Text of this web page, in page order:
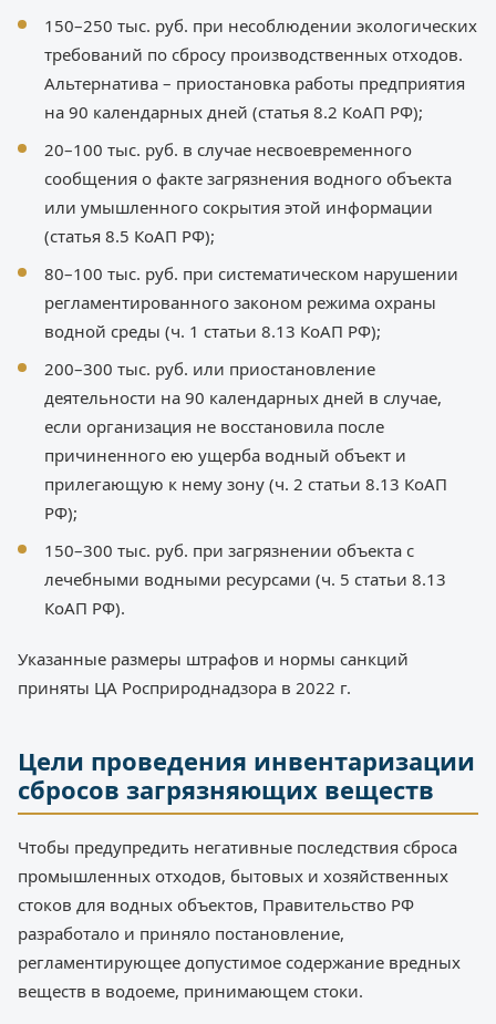
150–250 тыс. руб. при несоблюдении экологических
требований по сбросу производственных отходов.
Альтернатива – приостановка работы предприятия
на 90 календарных дней (статья 8.2 КоАП РФ);
20–100 тыс. руб. в случае несвоевременного
сообщения о факте загрязнения водного объекта
или умышленного сокрытия этой информации
(статья 8.5 КоАП РФ);
80–100 тыс. руб. при систематическом нарушении
регламентированного законом режима охраны
водной среды (ч. 1 статьи 8.13 КоАП РФ);
200–300 тыс. руб. или приостановление
деятельности на 90 календарных дней в случае,
если организация не восстановила после
причиненного ею ущерба водный объект и
прилегающую к нему зону (ч. 2 статьи 8.13 КоАП
РФ);
150–300 тыс. руб. при загрязнении объекта с
лечебными водными ресурсами (ч. 5 статьи 8.13
КоАП РФ).
Указанные размеры штрафов и нормы санкций
приняты ЦА Росприроднадзора в 2022 г.
Цели проведения инвентаризации
сбросов загрязняющих веществ
Чтобы предупредить негативные последствия сброса
промышленных отходов, бытовых и хозяйственных
стоков для водных объектов, Правительство РФ
разработало и приняло постановление,
регламентирующее допустимое содержание вредных
веществ в водоеме, принимающем стоки.